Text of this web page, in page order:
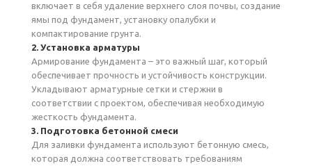
включает в себя удаление верхнего слоя почвы, создание
ямы под фундамент, установку опалубки и
компактирование грунта.
2. Установка арматуры
Армирование фундамента – это важный шаг, который
обеспечивает прочность и устойчивость конструкции.
Укладывают арматурные сетки и стержни в
соответствии с проектом, обеспечивая необходимую
жесткость фундамента.
3. Подготовка бетонной смеси
Для заливки фундамента используют бетонную смесь,
которая должна соответствовать требованиям